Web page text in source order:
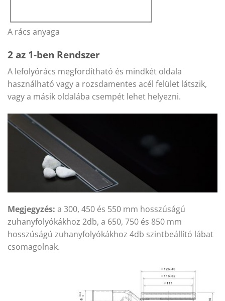
A rács anyaga
2 az 1-ben Rendszer
A lefolyórács megfordítható és mindkét oldala
használható vagy a rozsdamentes acél felület látszik,
vagy a másik oldalába csempét lehet helyezni.
Megjegyzés: a 300, 450 és 550 mm hosszúságú
zuhanyfolyókákhoz 2db, a 650, 750 és 850 mm
hosszúságú zuhanyfolyókákhoz 4db szintbeállító lábat
csomagolnak.